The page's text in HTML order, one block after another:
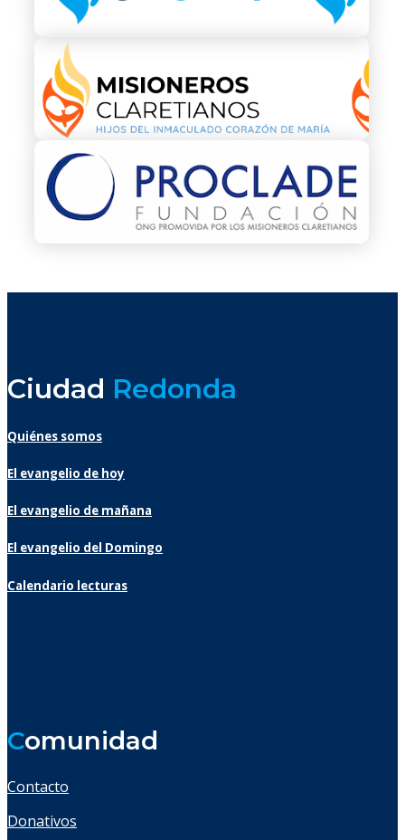
Ciudad Redonda
Quiénes somos
El evangelio de hoy
El evangelio de mañana
El evangelio del Domingo
Calendario lecturas
Comunidad
Contacto
Donativos